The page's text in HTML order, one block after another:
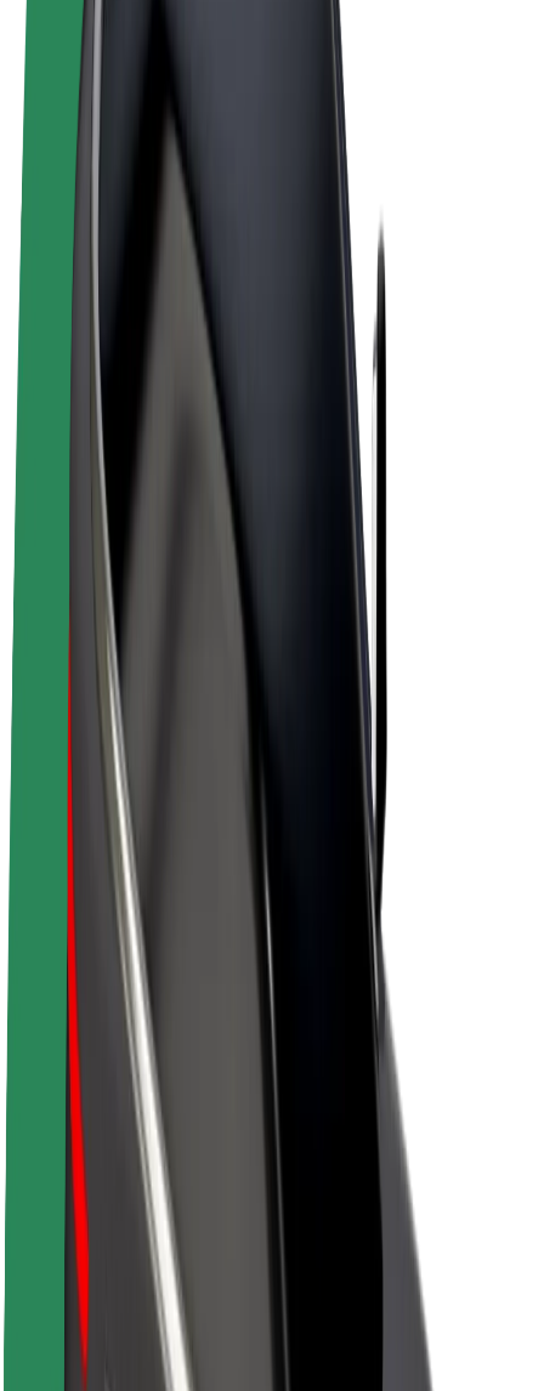
Bolt Food
Bolt Drive
Bolt for Business
Vydělávejte s Boltem
Kurýři
Výdělky kurýra
Partneři Bolt Food
Flotily
Franšízy
Společnost
Kariéra
O společnosti Bolt
Udržitelnost podle Boltu
Projekt Zero
Blog
Tiskové centrum
Pokyny ke značce
Naše poslání
Vztahy s investory
Vedení
Značka
Média
Městský fond
Bezpečnost
Bezpečnost cestujících